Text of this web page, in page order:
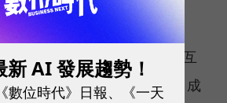
他整合旗下 Reddoor 紅門互
際與 INLY 影領三大品牌，成
新 AI 發展趨勢！
數位時代》日報、《一天